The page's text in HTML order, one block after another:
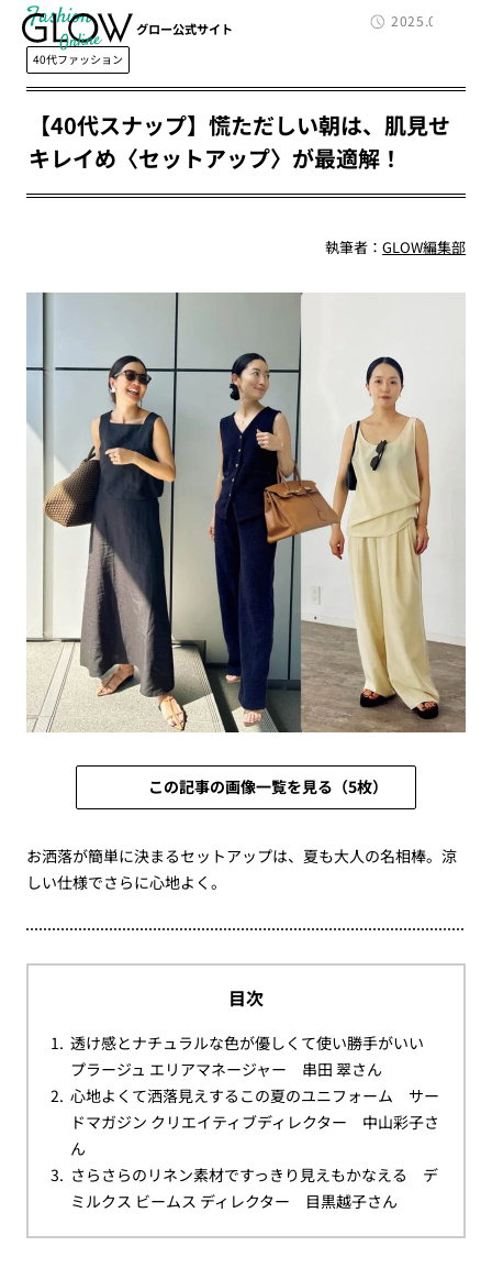
グロー公式サイト 2025.09.16
Fashion
40代ファッション
【40代スナップ】慌ただしい朝は、肌見せ
キレイめ〈セットアップ〉が最適解！
執筆者：GLOW編集部
この記事の画像一覧を見る（5枚）
お洒落が簡単に決まるセットアップは、夏も大人の名相棒。涼
しい仕様でさらに心地よく。
目次
透け感とナチュラルな色が優しくて使い勝手がいい
プラージュ エリアマネージャー 串田 翠さん
心地よくて洒落見えするこの夏のユニフォーム サー
ドマガジン クリエイティブディレクター 中山彩子さ
ん
さらさらのリネン素材ですっきり見えもかなえる デ
ミルクス ビームス ディレクター 目黒越子さん